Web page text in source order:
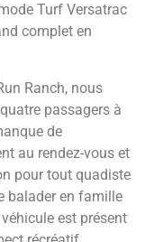
Turf Versatrac
complet en
Ranch, nous
passagers à
de
au rendez-vous et
pour tout quadiste
balader en famille
est présent